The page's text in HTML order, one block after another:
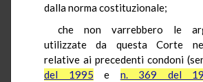
dalla norma costituzionale;
che non varrebbero le
utilizzate da questa Corte
relative ai precedenti condoni
del 1995 e n. 369 del